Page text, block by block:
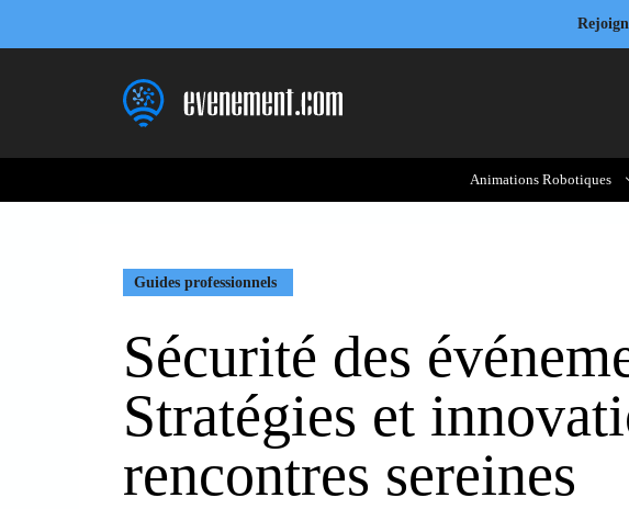
Animations Robotiques
Guides professionnels
Sécurité des
Stratégies et
rencontres sereines